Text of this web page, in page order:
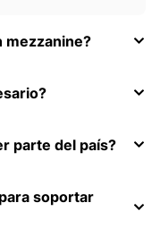
mezzanine?
parte del país?
soportar